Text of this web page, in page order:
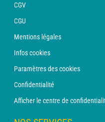
CGV
CGU
Mentions légales
Infos cookies
Paramètres des cookies
Confidentialité
Afficher le centre de